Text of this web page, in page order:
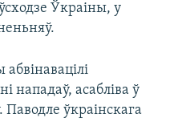
Ўкраіны, у
нападаў, асабліва ў
ўкраінскага